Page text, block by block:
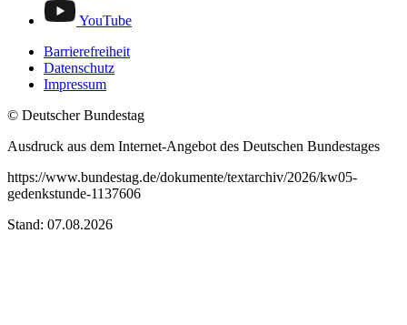
YouTube
Barrierefreiheit
Datenschutz
Impressum
© Deutscher Bundestag
Ausdruck aus dem Internet-Angebot des Deutschen Bundestages
https://www.bundestag.de/dokumente/textarchiv/2026/kw05-
gedenkstunde-1137606
Stand: 07.08.2026